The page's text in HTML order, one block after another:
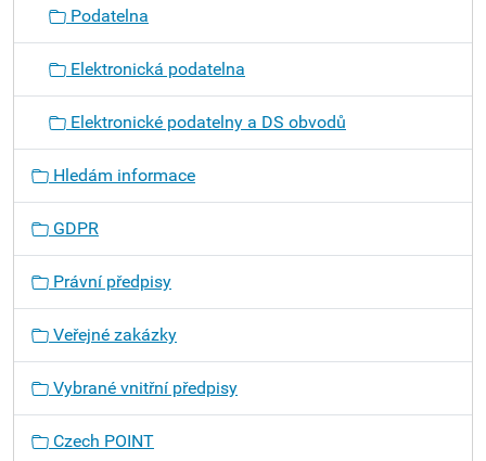
Podatelna
Elektronická podatelna
Elektronické podatelny a DS obvodů
Hledám informace
GDPR
Právní předpisy
Veřejné zakázky
Vybrané vnitřní předpisy
Czech POINT